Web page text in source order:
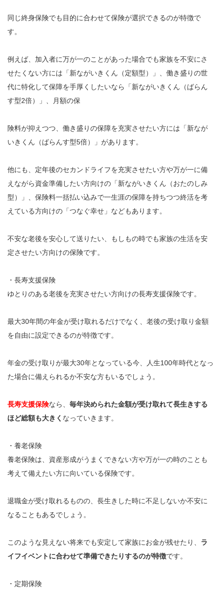
同じ終身保険でも目的に合わせて保険が選択できるのが特徴で
す。
例えば、加入者に万が一のことがあった場合でも家族を不安にさ
せたくない方には「新ながいきくん（定額型）」、働き盛りの世
代に特化して保障を手厚くしたいなら「新ながいきくん（ばらん
す型2倍）」、月額の保
険料が抑えつつ、働き盛りの保障を充実させたい方には「新なが
いきくん（ばらんす型5倍）」があります。
他にも、定年後のセカンドライフを充実させたい方や万が一に備
えながら資金準備したい方向けの「新ながいきくん（おたのしみ
型）」、保険料一括払い込みで一生涯の保障を持ちつつ終活を考
えている方向けの「つなぐ幸せ」などもあります。
不安な老後を安心して送りたい、もしもの時でも家族の生活を安
定させたい方向けの保険です。
・長寿支援保険
ゆとりのある老後を充実させたい方向けの長寿支援保険です。
最大30年間の年金が受け取れるだけでなく、老後の受け取り金額
を自由に設定できるのが特徴です。
年金の受け取りが最大30年となっている今、人生100年時代となっ
た場合に備えられるか不安な方もいるでしょう。
長寿支援保険なら、 毎年決められた金額が受け取れて長生きする
ほど総額も大きく なっていきます。
・養老保険
養老保険は、資産形成がうまくできない方や万が一の時のことも
考えて備えたい方に向いている保険です。
退職金が受け取れるものの、長生きした時に不足しないか不安に
なることもあるでしょう。
このような見えない将来でも安定して家族にお金が残せたり、 ラ
イフイベントに合わせて準備できたりするのが特徴です。
・定期保険